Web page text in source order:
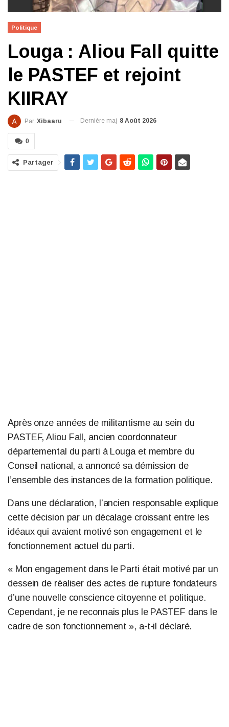
Politique
Louga : Aliou Fall quitte
le PASTEF et rejoint
KIIRAY
Par Xibaaru Dernière maj 8 Août 2026
0
Partager
Après onze années de militantisme au sein du
PASTEF, Aliou Fall, ancien coordonnateur
départemental du parti à Louga et membre du
Conseil national, a annoncé sa démission de
l’ensemble des instances de la formation politique.
Dans une déclaration, l’ancien responsable explique
cette décision par un décalage croissant entre les
idéaux qui avaient motivé son engagement et le
fonctionnement actuel du parti.
« Mon engagement dans le Parti était motivé par un
dessein de réaliser des actes de rupture fondateurs
d’une nouvelle conscience citoyenne et politique.
Cependant, je ne reconnais plus le PASTEF dans le
cadre de son fonctionnement », a-t-il déclaré.